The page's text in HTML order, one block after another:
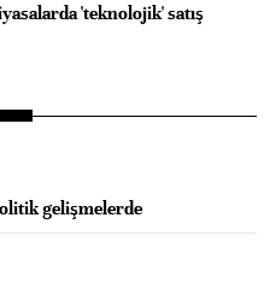
'teknolojik' satış
gelişmelerde